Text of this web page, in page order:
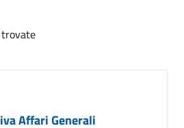
Affari Generali